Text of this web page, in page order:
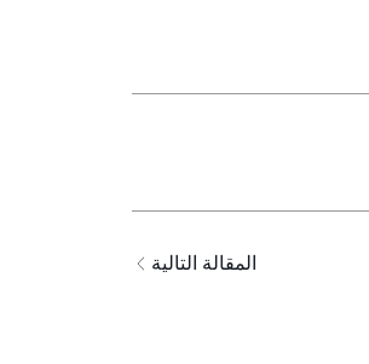
المقالة التالية